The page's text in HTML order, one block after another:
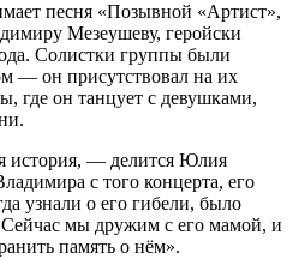
песня «Позывной «Артист»,
Мезеушеву, геройски
Солистки группы были
— он присутствовал на их
где он танцует с девушками,
история, — делится Юлия
с того концерта, его
узнали о его гибели, было
мы дружим с его мамой, и
память о нём».